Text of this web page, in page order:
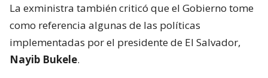
La exministra también criticó que el Gobierno tome
como referencia algunas de las políticas
implementadas por el presidente de El Salvador,
Nayib Bukele.